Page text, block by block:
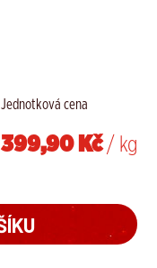
Jednotková cena
399,90 Kč/ kg